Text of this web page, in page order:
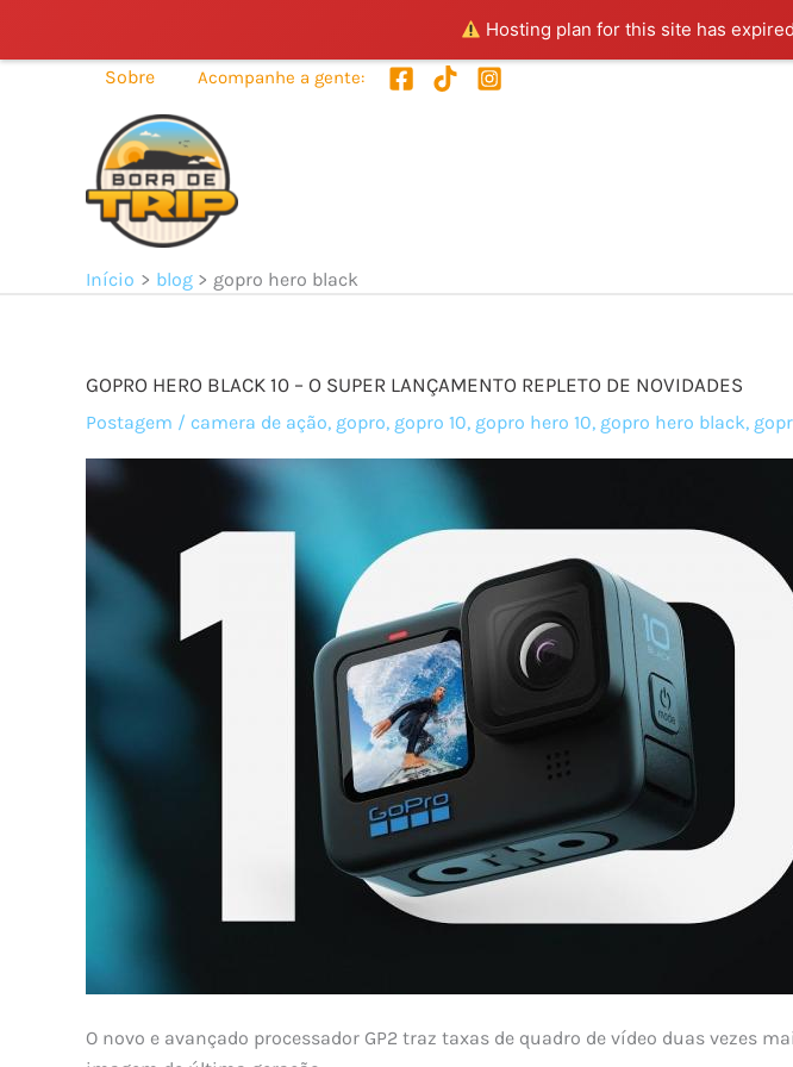
Hosting plan for this site has
Sobre Acompanhe a gente:
Início blog gopro hero black
GOPRO HERO BLACK 10 – O SUPER LANÇAMENTO REPLETO DE NOVIDADES
Postagem / camera de ação, gopro, gopro 10, gopro hero 10, gopro hero black,
O novo e avançado processador GP2 traz taxas de quadro de vídeo duas vezes